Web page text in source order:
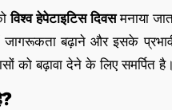
विश्व हेपेटाइटिस दिवसमनाया
जागरूकता बढ़ाने और इसके
को बढ़ावा देने के लिए समर्पित है।